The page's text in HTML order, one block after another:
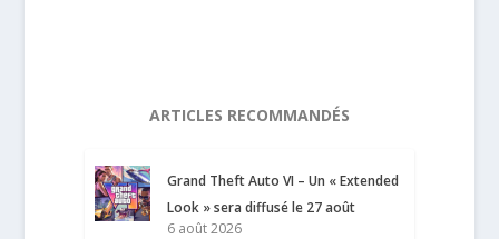
ARTICLES RECOMMANDÉS
Grand Theft Auto VI – Un « Extended
Look » sera diffusé le 27 août
6 août 2026